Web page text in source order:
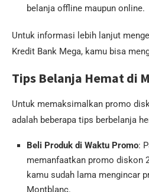
belanja offline maupun online.
Untuk informasi lebih lanjut
Kredit Bank Mega, kamu bisa
Tips Belanja Hemat di
Untuk memaksimalkan promo
adalah beberapa tips berbelanja
Beli Produk di Waktu Promo:
memanfaatkan promo diskon
kamu sudah lama mengincar
Montblanc.